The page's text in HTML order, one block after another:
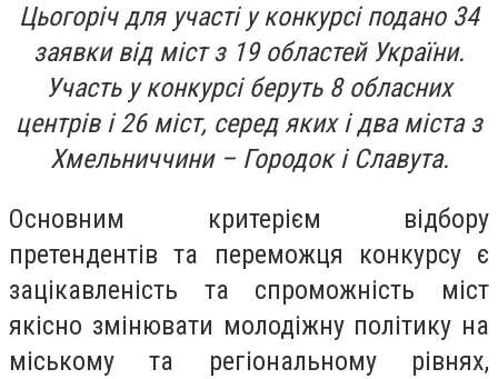
Цьогоріч для участі у конкурсі подано 34
заявки від міст з 19 областей України.
Участь у конкурсі беруть 8 обласних
центрів і 26 міст, серед яких і два міста з
Хмельниччини – Городок і Славута.
Основним критерієм відбору
претендентів та переможця конкурсу є
зацікавленість та спроможність міст
якісно змінювати молодіжну політику на
міському та регіональному рівнях,